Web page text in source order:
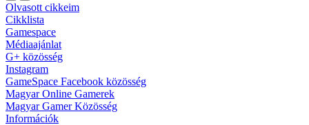
Olvasott cikkeim
Cikklista
Gamespace
Médiaajánlat
G+ közösség
Instagram
GameSpace Facebook közösség
Magyar Online Gamerek
Magyar Gamer Közösség
Információk